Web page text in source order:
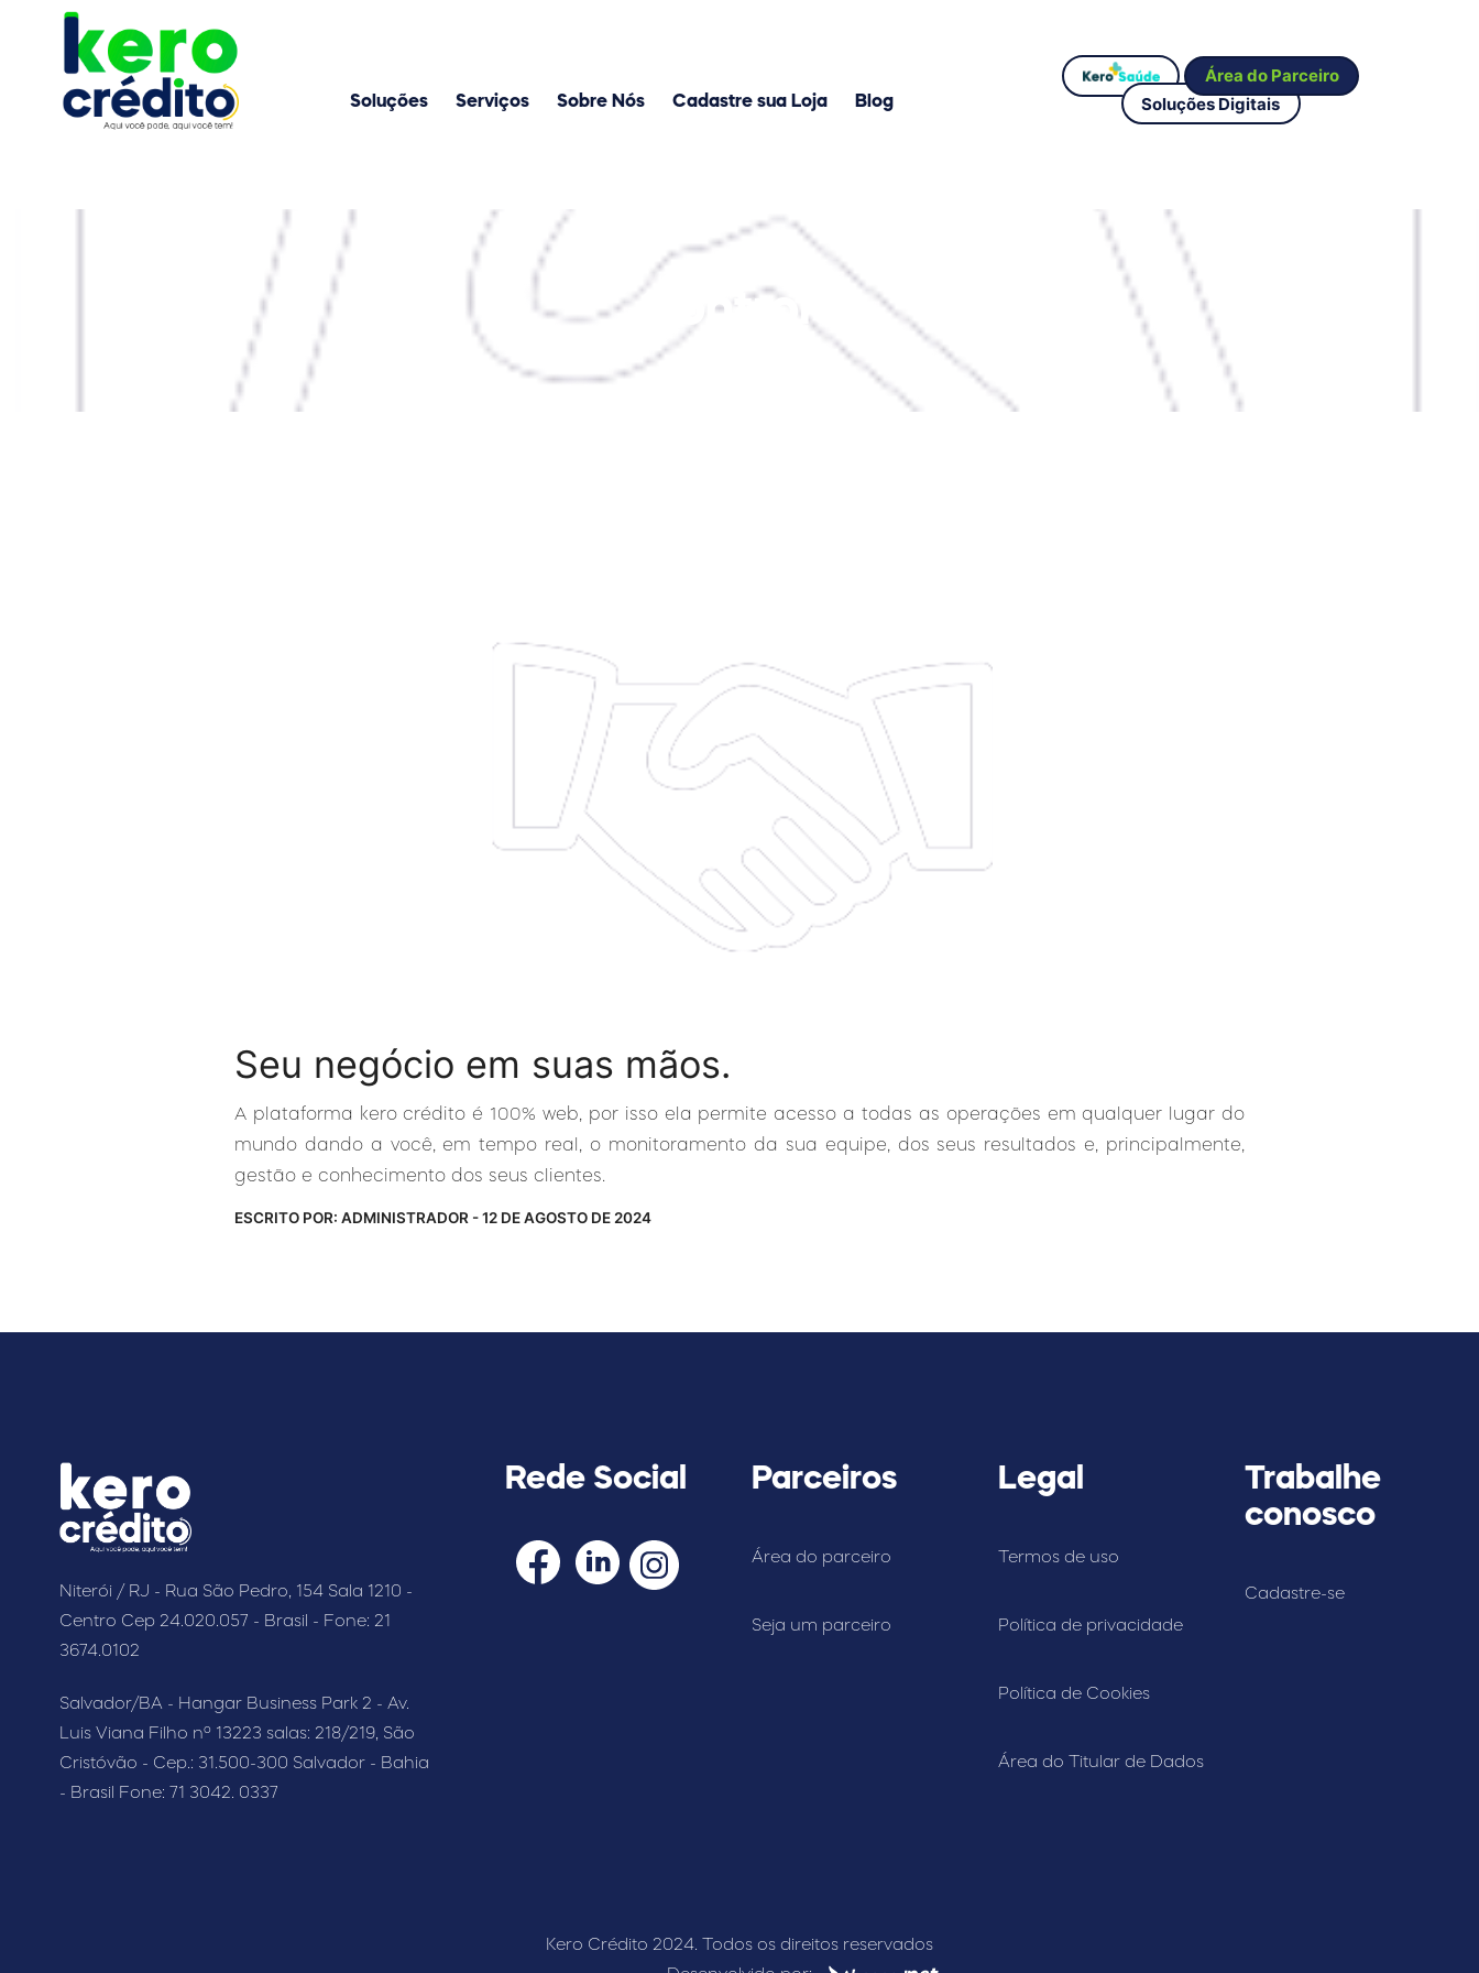
Soluções Serviços Sobre Nós Cadastre sua Loja Blog
Área do Parceiro
Soluções Digitais
Controle
Seu negócio em suas mãos.
A plataforma kero crédito é 100% web, por isso ela permite acesso a todas as operações em qualquer lugar do
mundo dando a você, em tempo real, o monitoramento da sua equipe, dos seus resultados e, principalmente,
gestão e conhecimento dos seus clientes.
ESCRITO POR: ADMINISTRADOR - 12 DE AGOSTO DE 2024
Niterói / RJ - Rua São Pedro, 154 Sala 1210 -
Centro Cep 24.020.057 - Brasil - Fone: 21
3674.0102
Salvador/BA - Hangar Business Park 2 - Av.
Luis Viana Filho nº 13223 salas: 218/219, São
Cristóvão - Cep.: 31.500-300 Salvador - Bahia
- Brasil Fone: 71 3042. 0337
Rede Social Parceiros
Área do parceiro
Seja um parceiro
Legal
Termos de uso
Política de privacidade
Política de Cookies
Área do Titular de Dados
Trabalhe
conosco
Cadastre-se
Kero Crédito 2024. Todos os direitos reservados